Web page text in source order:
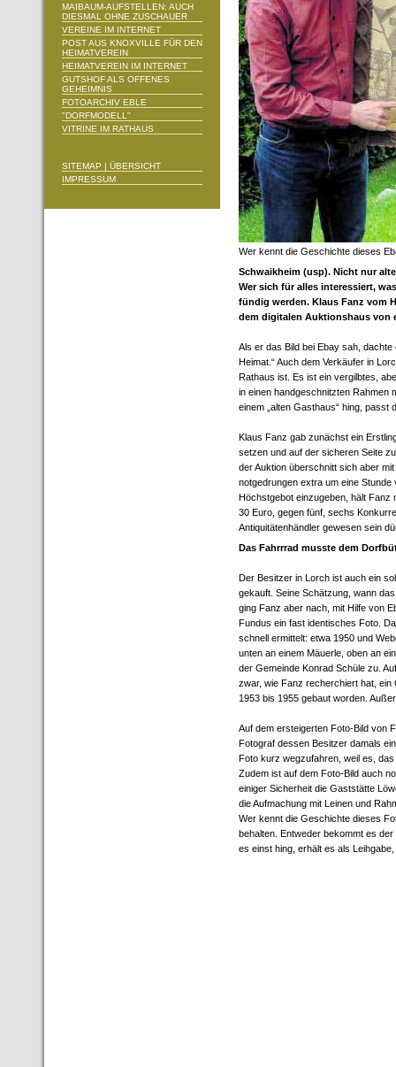
MAIBAUM-AUFSTELLEN: AUCH
DIESMAL OHNE ZUSCHAUER
VEREINE IM INTERNET
POST AUS KNOXVILLE FÜR DEN
HEIMATVEREIN
HEIMATVEREIN IM INTERNET
GUTSHOF ALS OFFENES
GEHEIMNIS
FOTOARCHIV EBLE
"DORFMODELL"
VITRINE IM RATHAUS
SITEMAP | ÜBERSICHT
IMPRESSUM
Wer kennt die Geschichte dieses
Schwaikheim (usp). Nicht nur
Wer sich für alles interessiert,
fündig werden. Klaus Fanz vom
dem digitalen Auktionshaus von
Als er das Bild bei Ebay sah,
Heimat.“ Auch dem Verkäufer in
Rathaus ist. Es ist ein vergilbtes,
in einen handgeschnitzten Rahmen
einem „alten Gasthaus“ hing,
Klaus Fanz gab zunächst ein
setzen und auf der sicheren Seite
der Auktion überschnitt sich aber
notgedrungen extra um eine
Höchstgebot einzugeben, hält Fanz
30 Euro, gegen fünf, sechs
Antiquitätenhändler gewesen sein
Das Fahrrrad musste dem
Der Besitzer in Lorch ist auch ein
gekauft. Seine Schätzung, wann
ging Fanz aber nach, mit Hilfe von
Fundus ein fast identisches Foto.
schnell ermittelt: etwa 1950 und
unten an einem Mäuerle, oben an
der Gemeinde Konrad Schüle zu.
zwar, wie Fanz recherchiert hat,
1953 bis 1955 gebaut worden.
Auf dem ersteigerten Foto-Bild von
Fotograf dessen Besitzer damals
Foto kurz wegzufahren, weil es,
Zudem ist auf dem Foto-Bild auch
einiger Sicherheit die Gaststätte
die Aufmachung mit Leinen und
Wer kennt die Geschichte dieses
behalten. Entweder bekommt es
es einst hing, erhält es als